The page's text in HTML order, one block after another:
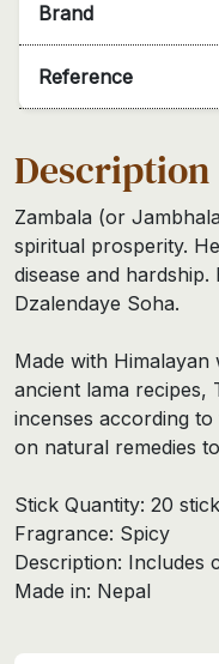
Brand
Reference
Description
Zambala (or
spiritual prosperity.
disease and hardship.
Dzalendaye Soha.
Made with
ancient lama recipes,
incenses according
on natural remedies
Stick Quantity: 20
Fragrance: Spicy
Description: Includes
Made in: Nepal